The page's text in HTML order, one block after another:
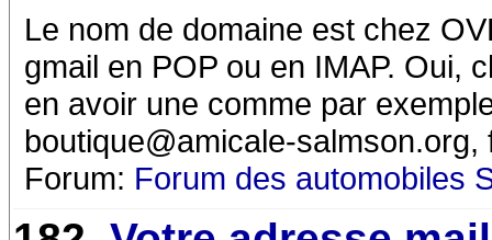
Le nom de domaine est chez
gmail en POP ou en IMAP. Oui,
en avoir une comme par
boutique@amicale-salmson.org,
Forum: Forum des automobiles